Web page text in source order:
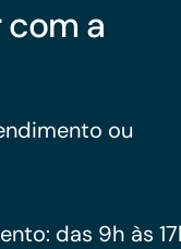
com a
ou
das 9h às